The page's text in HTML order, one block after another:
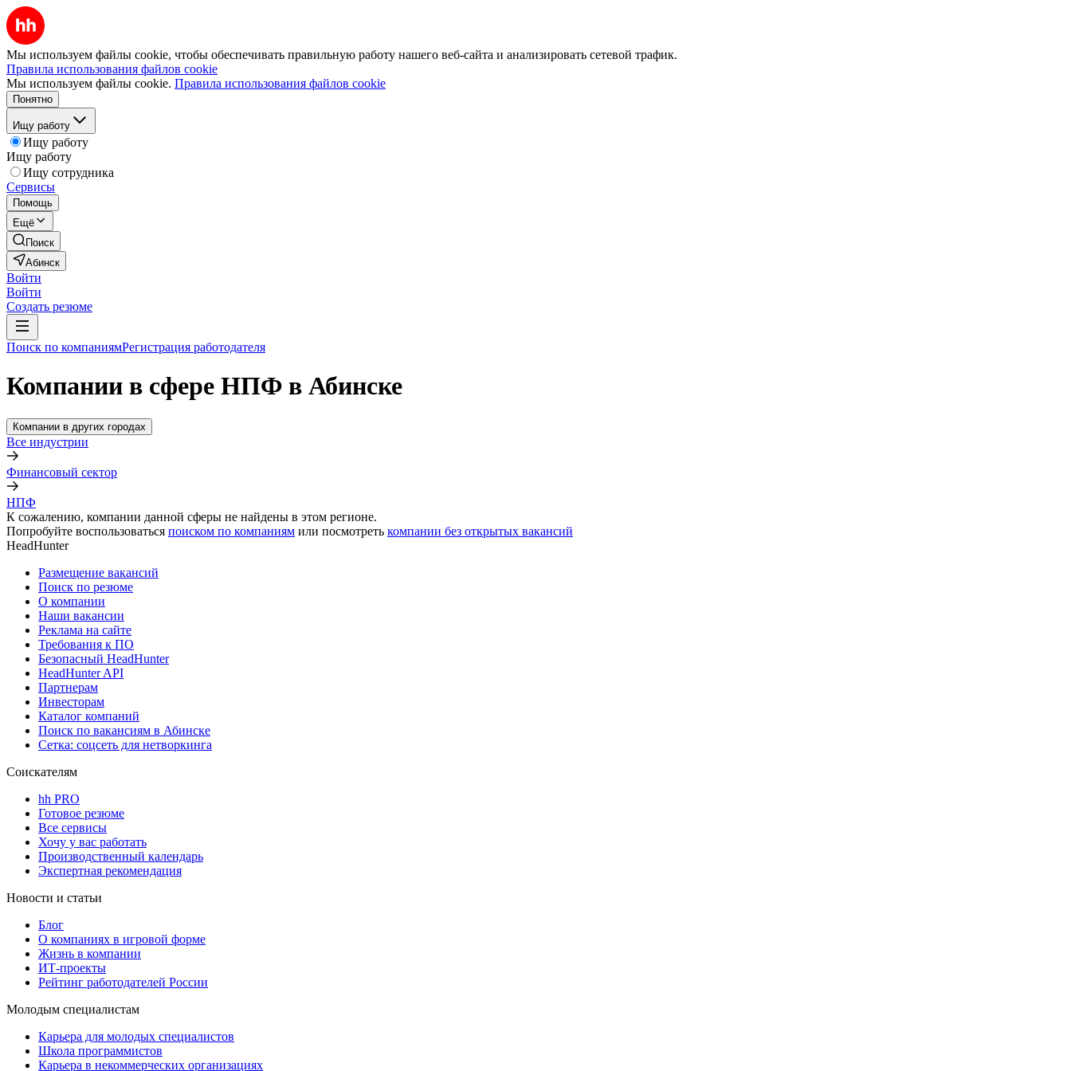
Мы используем файлы cookie, чтобы обеспечивать правильную работу нашего веб-сайта и анализировать сетевой трафик.
Правила использования файлов cookie
Мы используем файлы cookie. Правила использования файлов cookie
Понятно
Ищу работу
Ищу работу
Ищу работу
Ищу сотрудника
Сервисы
Помощь
Ещё
Поиск
Абинск
Войти
Войти
Создать резюме
Поиск по компаниямРегистрация работодателя
Компании в сфере НПФ в Абинске
Компании в других городах
Все индустрии
Финансовый сектор
НПФ
К сожалению, компании данной сферы не найдены в этом регионе.
Попробуйте воспользоваться поиском по компаниям или посмотреть компании без открытых вакансий
HeadHunter
Размещение вакансий
Поиск по резюме
О компании
Наши вакансии
Реклама на сайте
Требования к ПО
Безопасный HeadHunter
HeadHunter API
Партнерам
Инвесторам
Каталог компаний
Поиск по вакансиям в Абинске
Сетка: соцсеть для нетворкинга
Соискателям
hh PRO
Готовое резюме
Все сервисы
Хочу у вас работать
Производственный календарь
Экспертная рекомендация
Новости и статьи
Блог
О компаниях в игровой форме
Жизнь в компании
ИТ-проекты
Рейтинг работодателей России
Молодым специалистам
Карьера для молодых специалистов
Школа программистов
Карьера в некоммерческих организациях